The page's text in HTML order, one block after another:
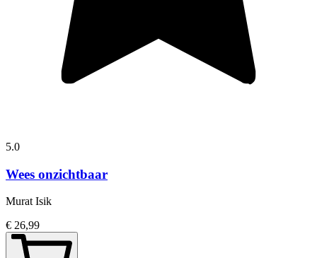
5.0
Wees onzichtbaar
Murat Isik
€ 26,99